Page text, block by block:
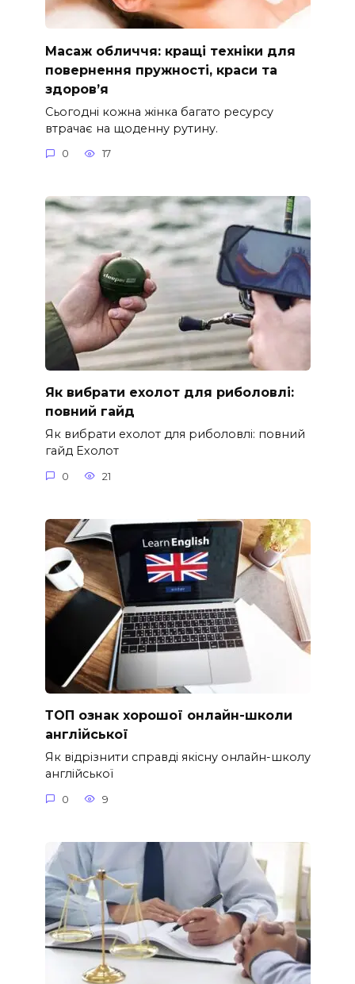
Масаж обличчя: кращі техніки для
повернення пружності, краси та
здоров’я
Сьогодні кожна жінка багато ресурсу
втрачає на щоденну рутину.
0 17
Як вибрати ехолот для риболовлі:
повний гайд
Як вибрати ехолот для риболовлі: повний
гайд Ехолот
0 21
ТОП ознак хорошої онлайн-школи
англійської
Як відрізнити справді якісну онлайн-школу
англійської
0 9